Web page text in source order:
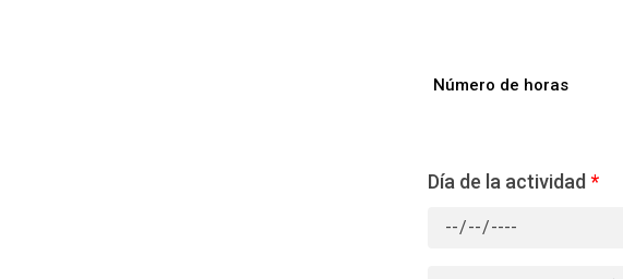
Número de horas
Día de la actividad *